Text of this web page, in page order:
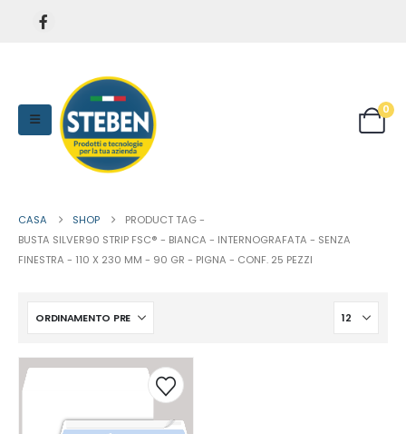
0
CASA SHOP
PRODUCT TAG -
BUSTA SILVER90 STRIP FSC® - BIANCA - INTERNOGRAFATA - SENZA
FINESTRA - 110 X 230 MM - 90 GR - PIGNA - CONF. 25 PEZZI